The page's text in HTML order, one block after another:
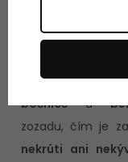
odolná voči
poškodeniu
Upevnenie k
pripevnená cez
bočnicea
zozadu, čím je
nekrúti ani